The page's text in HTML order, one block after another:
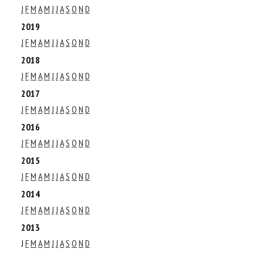
J FM AM J J AS O N D
2019
J FM AM J J AS O N D
2018
J FM AM J J AS O N D
2017
J FM AM J J AS O N D
2016
J FM AM J J AS O N D
2015
J FM AM J J AS O N D
2014
J FM AM J J AS O N D
2013
J FM AM J J AS O N D